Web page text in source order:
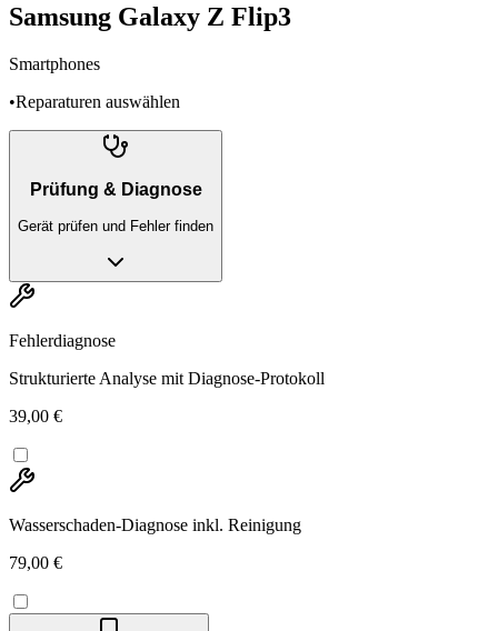
Samsung Galaxy Z Flip3
Smartphones
•Reparaturen auswählen
Prüfung & Diagnose
Gerät prüfen und Fehler finden
Fehlerdiagnose
Strukturierte Analyse mit Diagnose-Protokoll
39,00 €
Wasserschaden-Diagnose inkl. Reinigung
79,00 €